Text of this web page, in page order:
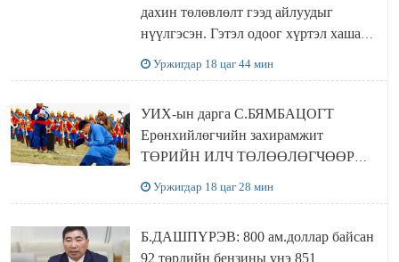
дахин төлөвлөлт гээд айлуудыг
нүүлгэсэн. Гэтэл одоог хүртэл хашаа
Уржигдар 18 цаг 44 мин
УИХ-ын дарга С.БЯМБАЦОГТ
Ерөнхийлөгчийн захирамжит
ТӨРИЙН ИЛЧ ТӨЛӨӨЛӨГЧӨӨР
Уржигдар 18 цаг 28 мин
Б.ДАШПҮРЭВ: 800 ам.доллар байсан
92 төрлийн бензины үнэ 851